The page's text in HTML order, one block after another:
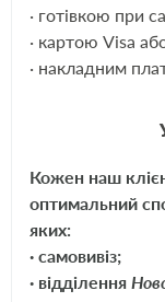
Renault Clio,
Аналоги:
Filtron
Wix
Purflux
· готівкою при
· картою Visa
· накладним
Кожен наш
оптимальний
яких:
· самовивіз;
· відділення